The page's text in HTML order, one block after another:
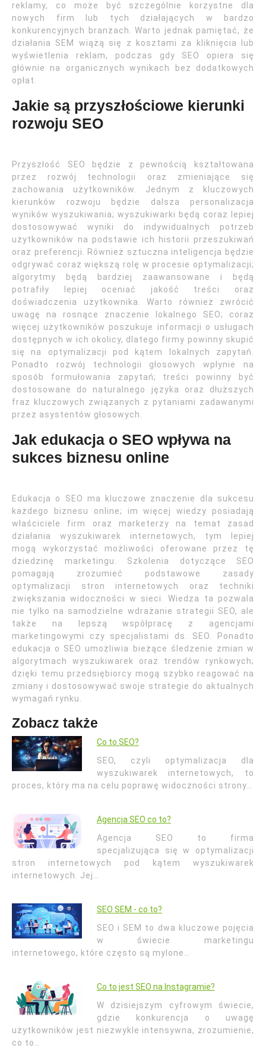
reklamy, co może być szczególnie korzystne dla
nowych firm lub tych działających w bardzo
konkurencyjnych branżach. Warto jednak pamiętać, że
działania SEM wiążą się z kosztami za kliknięcia lub
wyświetlenia reklam, podczas gdy SEO opiera się
głównie na organicznych wynikach bez dodatkowych
opłat.
Jakie są przyszłościowe kierunki
rozwoju SEO
Przyszłość SEO będzie z pewnością kształtowana
przez rozwój technologii oraz zmieniające się
zachowania użytkowników. Jednym z kluczowych
kierunków rozwoju będzie dalsza personalizacja
wyników wyszukiwania; wyszukiwarki będą coraz lepiej
dostosowywać wyniki do indywidualnych potrzeb
użytkowników na podstawie ich historii przeszukiwań
oraz preferencji. Również sztuczna inteligencja będzie
odgrywać coraz większą rolę w procesie optymalizacji;
algorytmy będą bardziej zaawansowane i będą
potrafiły lepiej oceniać jakość treści oraz
doświadczenia użytkownika. Warto również zwrócić
uwagę na rosnące znaczenie lokalnego SEO; coraz
więcej użytkowników poszukuje informacji o usługach
dostępnych w ich okolicy, dlatego firmy powinny skupić
się na optymalizacji pod kątem lokalnych zapytań.
Ponadto rozwój technologii głosowych wpłynie na
sposób formułowania zapytań; treści powinny być
dostosowane do naturalnego języka oraz dłuższych
fraz kluczowych związanych z pytaniami zadawanymi
przez asystentów głosowych.
Jak edukacja o SEO wpływa na
sukces biznesu online
Edukacja o SEO ma kluczowe znaczenie dla sukcesu
każdego biznesu online; im więcej wiedzy posiadają
właściciele firm oraz marketerzy na temat zasad
działania wyszukiwarek internetowych, tym lepiej
mogą wykorzystać możliwości oferowane przez tę
dziedzinę marketingu. Szkolenia dotyczące SEO
pomagają zrozumieć podstawowe zasady
optymalizacji stron internetowych oraz techniki
zwiększania widoczności w sieci. Wiedza ta pozwala
nie tylko na samodzielne wdrażanie strategii SEO, ale
także na lepszą współpracę z agencjami
marketingowymi czy specjalistami ds. SEO. Ponadto
edukacja o SEO umożliwia bieżące śledzenie zmian w
algorytmach wyszukiwarek oraz trendów rynkowych;
dzięki temu przedsiębiorcy mogą szybko reagować na
zmiany i dostosowywać swoje strategie do aktualnych
wymagań rynku.
Zobacz także
Co to SEO?
SEO, czyli optymalizacja dla
wyszukiwarek internetowych, to
proces, który ma na celu poprawę widoczności strony…
Agencja SEO co to?
Agencja SEO to firma
specjalizująca się w optymalizacji
stron internetowych pod kątem wyszukiwarek
internetowych. Jej…
SEO SEM - co to?
SEO i SEM to dwa kluczowe pojęcia
w świecie marketingu
internetowego, które często są mylone…
Co to jest SEO na Instagramie?
W dzisiejszym cyfrowym świecie,
gdzie konkurencja o uwagę
użytkowników jest niezwykle intensywna, zrozumienie,
co to…